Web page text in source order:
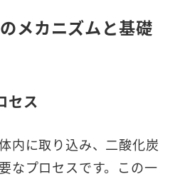
メカニズムと基礎
セス
内に取り込み、二酸化炭
なプロセスです。この一